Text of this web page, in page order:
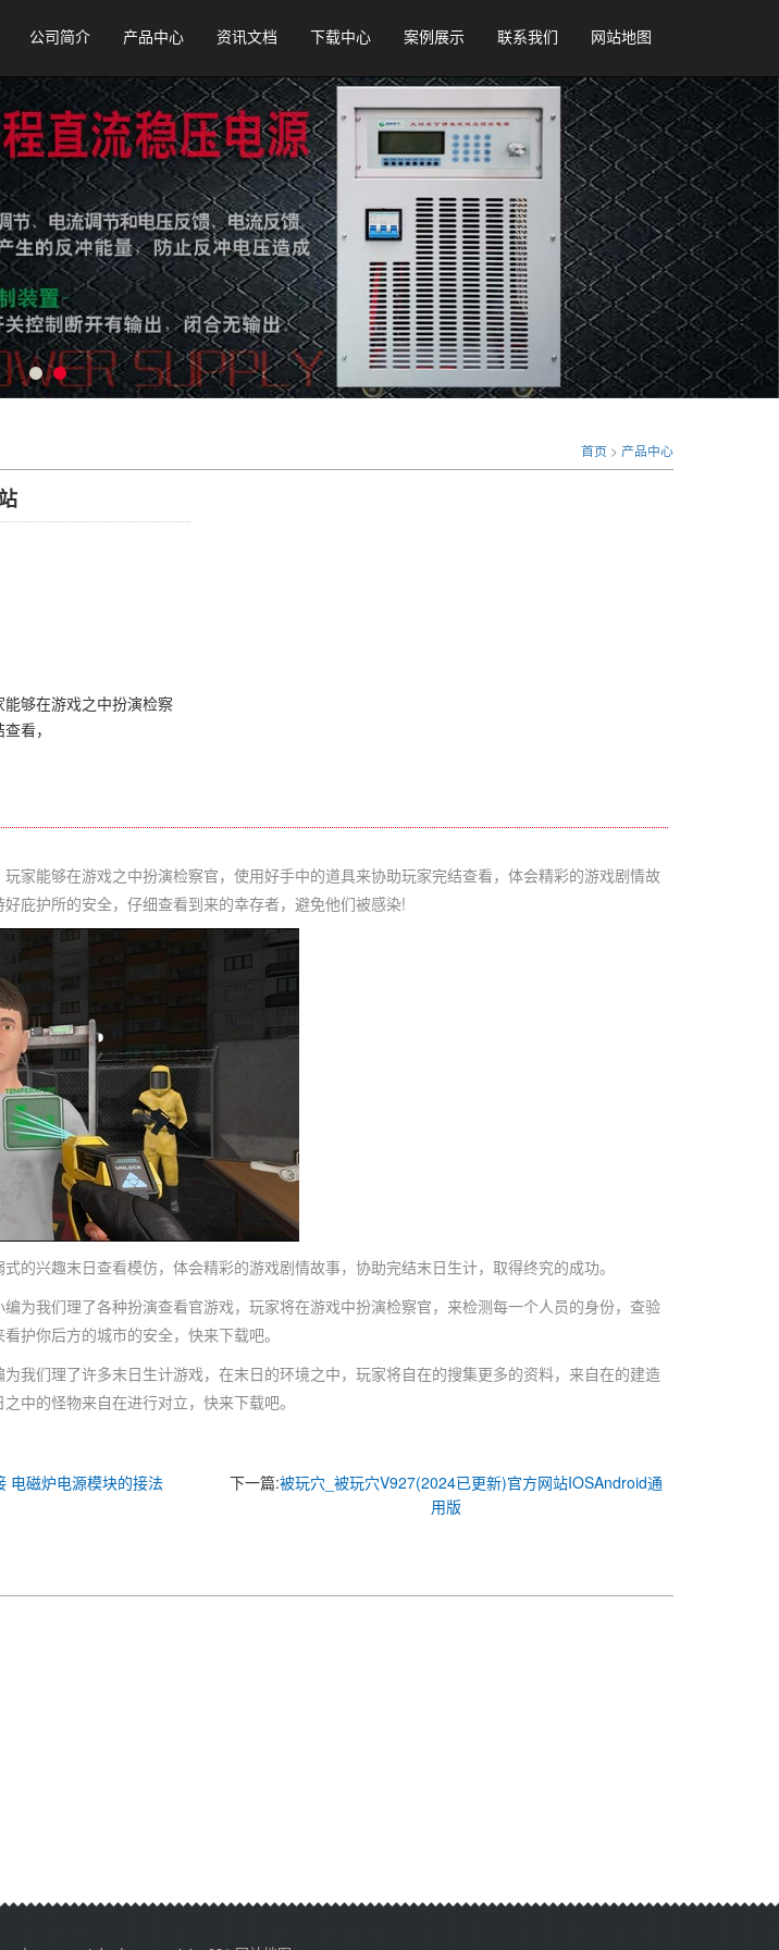
公司简介 产品中心 资讯文档 下载中心 案例展示 联系我们 网站地图
首页 > 产品中心
够在游戏之中扮演检察
看，
能够在游戏之中扮演检察官，使用好手中的道具来协助玩家完结查看，体会精彩的游戏剧情故
庇护所的安全，仔细查看到来的幸存者，避免他们被感染!
兴趣末日查看模仿，体会精彩的游戏剧情故事，协助完结末日生计，取得终究的成功。
我们理了各种扮演查看官游戏，玩家将在游戏中扮演检察官，来检测每一个人员的身份，查验
护你后方的城市的安全，快来下载吧。
们理了许多末日生计游戏，在末日的环境之中，玩家将自在的搜集更多的资料，来自在的建造
中的怪物来自在进行对立，快来下载吧。
电磁炉电源模块的接法 下一篇:被玩穴_被玩穴V927(2024已更新)官方网站IOSAndroid通
用版